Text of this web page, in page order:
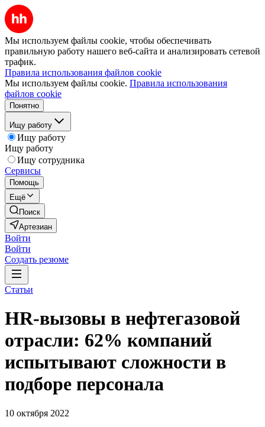
Мы используем файлы cookie, чтобы обеспечивать
правильную работу нашего веб-сайта и анализировать сетевой
трафик.
Правила использования файлов cookie
Мы используем файлы cookie. Правила использования
файлов cookie
Понятно
Ищу работу
Ищу работу
Ищу работу
Ищу сотрудника
Сервисы
Помощь
Ещё
Поиск
Артезиан
Войти
Войти
Создать резюме
Статьи
HR-вызовы в нефтегазовой
отрасли: 62% компаний
испытывают сложности в
подборе персонала
10 октября 2022